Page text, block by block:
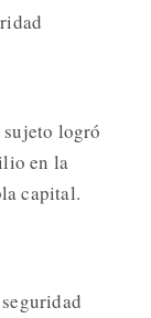
sujeto logró
en la
capital.